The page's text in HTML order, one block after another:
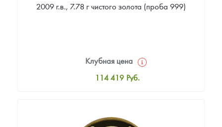
2009 г.в., 7.78 г чистого золота (проба 999)
Клубная цена
114 419 Руб.
Цена выкупа